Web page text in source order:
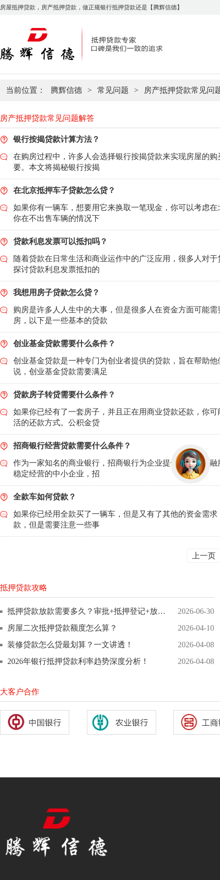
房屋抵押贷款，房产抵押贷款，做正规银行抵押贷款还是【腾辉信德】
当前位置： 腾辉信德 > 常见问题 > 房产抵押贷款常见问
房产抵押贷款常见问题解答
银行按揭贷款计算方法？
在购房过程中，许多人会选择银行按揭贷款来实现房屋的
要。本文将揭秘银行按揭
在北京抵押车子贷款怎么贷？
如果你有一辆车，想要用它来换取一笔现金，你可以考虑
你在不出售车辆的情况下
贷款利息发票可以抵扣吗？
随着贷款在日常生活和商业运作中的广泛应用，很多人对
探讨贷款利息发票抵扣的
我想用房子贷款怎么贷？
购房是许多人人生中的大事，但是很多人在资金方面可能
房，以下是一些基本的贷款
创业基金贷款需要什么条件？
创业基金贷款是一种专门为创业者提供的贷款，旨在帮助
说，创业基金贷款需要满足
贷款房子转贷需要什么条件？
如果你已经有了一套房子，并且正在用商业贷款还款，你
活的还款方式。公积金贷
招商银行经营贷款需要什么条件？
作为一家知名的商业银行，招商银行为企业提供了多种金
稳定经营的中小企业，招
全款车如何贷款？
如果你已经用全款买了一辆车，但是又有了其他的资金需
款，但是需要注意一些事
上一页
抵押贷款攻略
抵押贷款放款需要多久？审批+抵押登记+放款全链路拆解！
2026-06-30
房屋二次抵押贷款额度怎么算？
2026-04-10
装修贷款怎么贷最划算？一文讲透！
2026-04-08
2026年银行抵押贷款利率趋势深度分析！
2026-04-08
大客户合作